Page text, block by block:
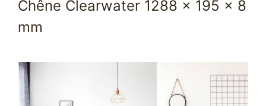
Chêne Clearwater 1288 x 195 x 8
mm